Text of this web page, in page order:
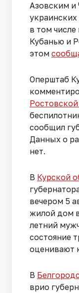
Азовским
в том
Кубанью и
этом
Оперштаб
сообщил
Данных о
нет.
В Курской
вечером 5
жилой дом
летний
состояние
оценивают
В
врио